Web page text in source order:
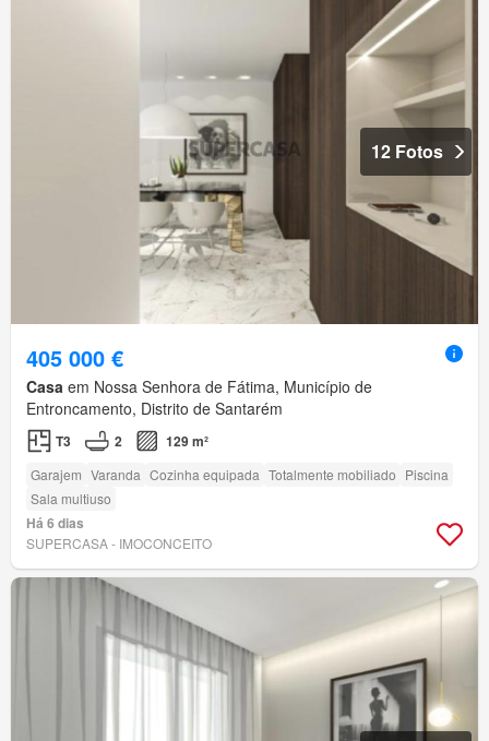
12 Fotos
405 000 €
Casa em Nossa Senhora de Fátima, Município de
Entroncamento, Distrito de Santarém
T3 2 129 m²
Garajem Varanda Cozinha equipada Totalmente mobiliado Piscina
Sala multiuso
Há 6 dias
SUPERCASA - IMOCONCEITO